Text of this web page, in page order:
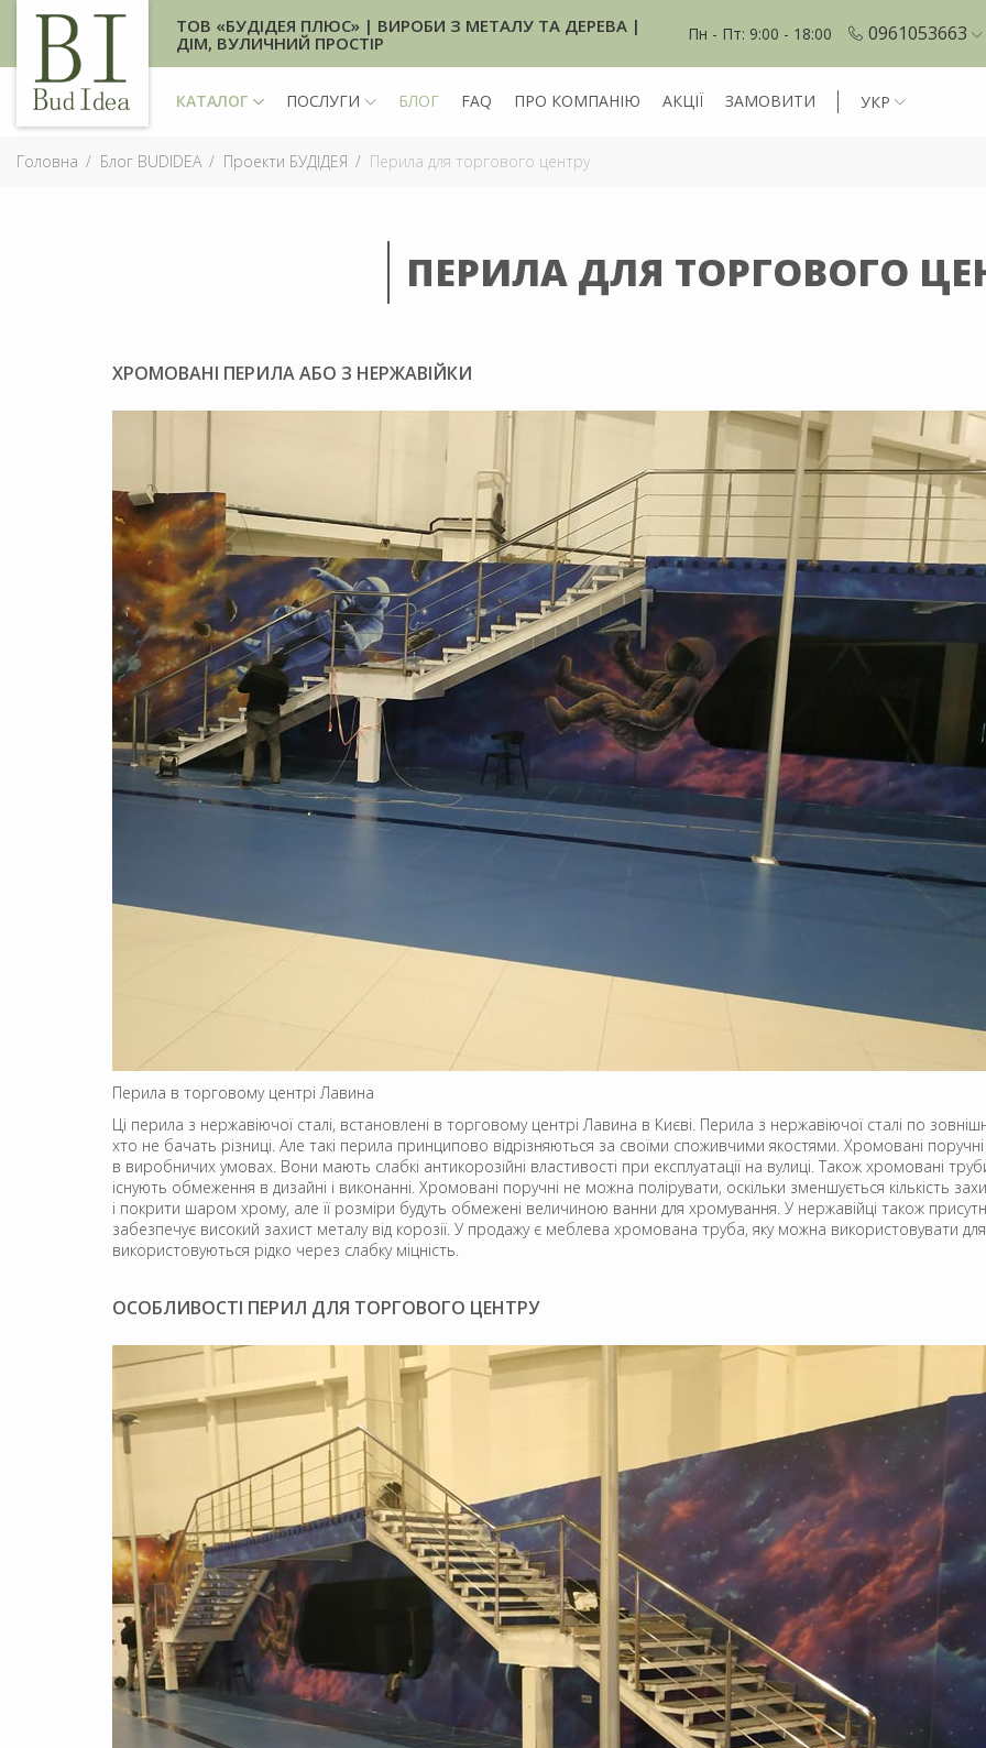
ТОВ «БУДІДЕЯ ПЛЮС» | ВИРОБИ З МЕТАЛУ ТА ДЕРЕВА |
ДІМ, ВУЛИЧНИЙ ПРОСТІР
Пн - Пт: 9:00 - 18:00 0961053663
КАТАЛОГ ПОСЛУГИ БЛОГ FAQ ПРО КОМПАНІЮ АКЦІЇ ЗАМОВИТИ УКР
Головна Блог BUDIDEA Проекти БУДІДЕЯ Перила для торгового центру
ПЕРИЛА ДЛЯ ТОРГОВОГО
ХРОМОВАНІ ПЕРИЛА АБО З НЕРЖАВІЙКИ
Перила в торговому центрі Лавина
Ці перила з нержавіючої сталі, встановлені в торговому центрі Лавина в Києві. Перила з нержавіючої сталі по
хто не бачать різниці. Але такі перила принципово відрізняються за своїми споживчими якостями. Хромовані
в виробничих умовах. Вони мають слабкі антикорозійні властивості при експлуатації на вулиці. Також хромовані
існують обмеження в дизайні і виконанні. Хромовані поручні не можна полірувати, оскільки зменшується кількість
і покрити шаром хрому, але її розміри будуть обмежені величиною ванни для хромування. У нержавійці також
забезпечує високий захист металу від корозії. У продажу є меблева хромована труба, яку можна використовувати
використовуються рідко через слабку міцність.
ОСОБЛИВОСТІ ПЕРИЛ ДЛЯ ТОРГОВОГО ЦЕНТРУ